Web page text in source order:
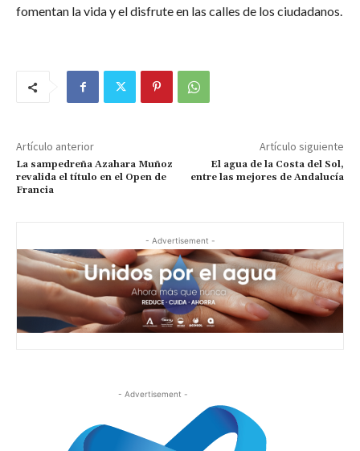
fomentan la vida y el disfrute en las calles de los ciudadanos.
Artículo anterior
La sampedreña Azahara Muñoz
revalida el título en el Open de
Francia
Artículo siguiente
El agua de la Costa del Sol,
entre las mejores de Andalucía
- Advertisement -
- Advertisement -